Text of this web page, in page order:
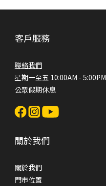
客戶服務
聯絡我們
星期一至五 10:00AM - 5:00PM
公眾假期休息
關於我們
關於我們
門市位置